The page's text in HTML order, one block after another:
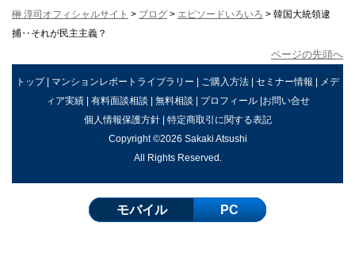
榊 淳司オフィシャルサイト > ブログ > エピソードいろいろ > 韓国大統領逮
捕‥それが民主主義？
ページの先頭へ
トップ| マンションレポートライブラリー | ご購入方法 | セミナー情報 | メデ
ィア実績| 有料面談相談 | 無料相談 | プロフィール|お問い合せ
個人情報保護方針| 特定商取引に関する表記
Copyright ©2026 Sakaki Atsushi
All Rights Reserved.
モバイル PC